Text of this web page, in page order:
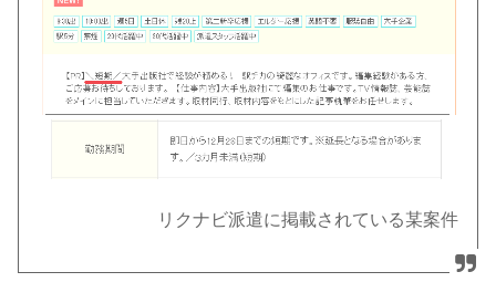
リクナビ派遣に掲載されている某案件